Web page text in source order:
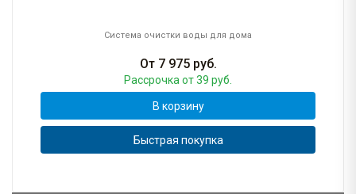
Система очистки воды для дома
От 7 975руб.
Рассрочка от 39 руб.
В корзину
Быстрая покупка